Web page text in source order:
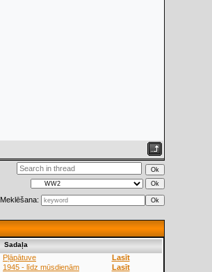
Meklēšana:
Sadaļa
Pļāpātuve
Lasīt
1945 - līdz mūsdienām Lasīt